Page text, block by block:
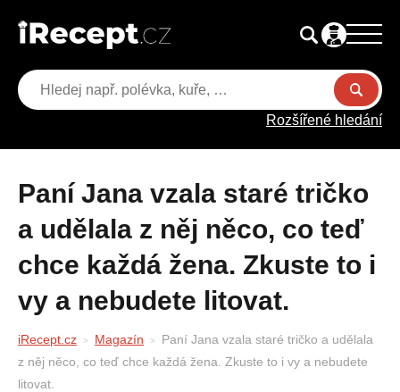
Rozšířené hledání
Paní Jana vzala staré tričko
a udělala z něj něco, co teď
chce každá žena. Zkuste to i
vy a nebudete litovat.
iRecept.cz Magazín
Paní Jana vzala staré tričko a udělala
z něj něco, co teď chce každá žena. Zkuste to i vy a nebudete
litovat.